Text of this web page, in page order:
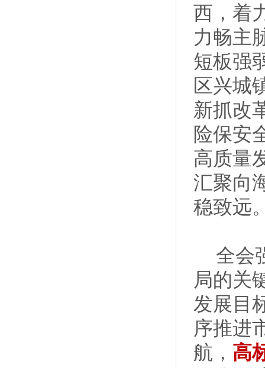
西，着
力畅主
短板强
区兴城
新抓改
险保安
高质量
汇聚向
稳致远
全会
局的关
发展目
序推进
航， 高